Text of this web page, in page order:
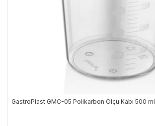
GastroPlast GMC-05 Polikarbon Ölçü Kabı 500 ml